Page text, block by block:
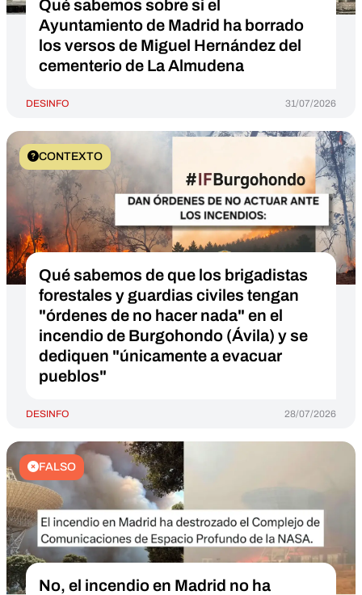
Qué sabemos sobre si el
Ayuntamiento de Madrid ha borrado
los versos de Miguel Hernández del
cementerio de La Almudena
DESINFO 31/07/2026
CONTEXTO
Qué sabemos de que los brigadistas
forestales y guardias civiles tengan
"órdenes de no hacer nada" en el
incendio de Burgohondo (Ávila) y se
dediquen "únicamente a evacuar
pueblos"
DESINFO 28/07/2026
FALSO
No, el incendio en Madrid no ha